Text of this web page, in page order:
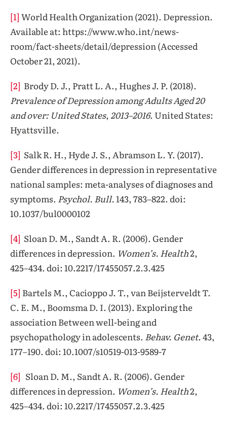
[1] World Health Organization (2021). Depression.
Available at: https://www.who.int/news-
room/fact-sheets/detail/depression (Accessed
October 21, 2021).
[2] Brody D. J., Pratt L. A., Hughes J. P. (2018).
Prevalence of Depression among Adults Aged 20
and over: United States, 2013–2016. United States:
Hyattsville.
[3] Salk R. H., Hyde J. S., Abramson L. Y. (2017).
Gender differences in depression in representative
national samples: meta-analyses of diagnoses and
symptoms. Psychol. Bull.143, 783–822. doi:
10.1037/bul0000102
[4] Sloan D. M., Sandt A. R. (2006). Gender
differences in depression. Women’s. Health2,
425–434. doi: 10.2217/17455057.2.3.425
[5] Bartels M., Cacioppo J. T., van Beijsterveldt T.
C. E. M., Boomsma D. I. (2013). Exploring the
association Between well-being and
psychopathology in adolescents. Behav. Genet. 43,
177–190. doi: 10.1007/s10519-013-9589-7
[6] Sloan D. M., Sandt A. R. (2006). Gender
differences in depression. Women’s. Health2,
425–434. doi: 10.2217/17455057.2.3.425